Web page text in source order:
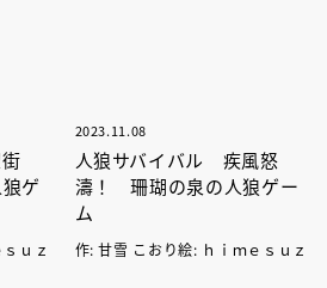
ゲ
ｕｚ
2023.11.08
人狼サバイバル 疾風怒
濤！ 珊瑚の泉の人狼ゲー
ム
作: 甘雪 こおり絵: ｈｉｍｅｓｕｚ